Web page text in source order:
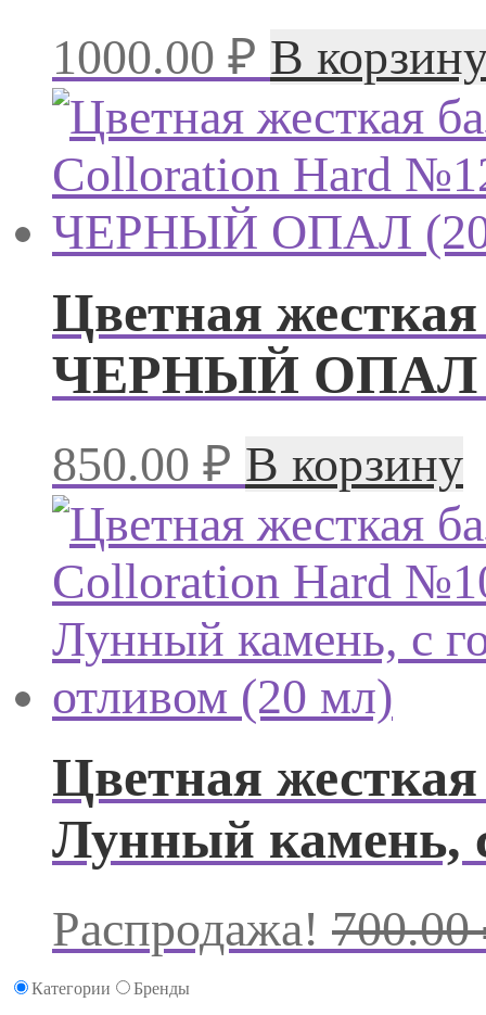
1000.00 ₽ В
Цветная
ЧЕРНЫЙ ОПАЛ
850.00 ₽ В корзину
Цветная
Лунный камень,
Распродажа! 700.00
Категории Бренды